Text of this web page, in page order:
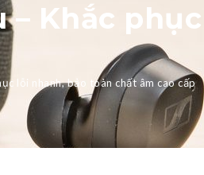
– Khắc
lỗi nhanh, bảo toàn chất âm cao cấp